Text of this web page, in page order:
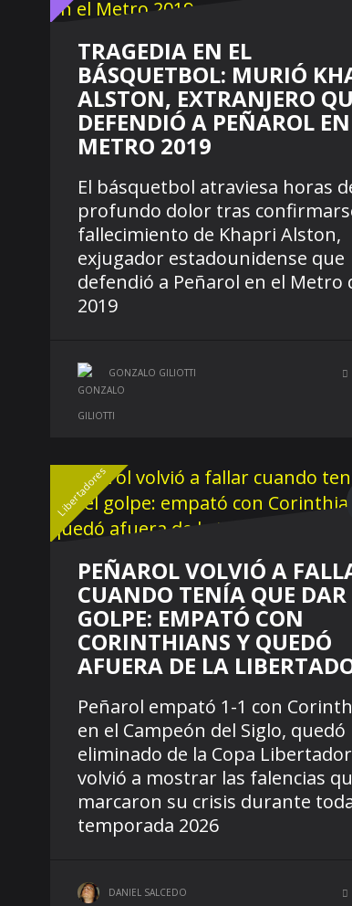
TRAGEDIA EN EL
BÁSQUETBOL: MURIÓ
ALSTON, EXTRANJERO
DEFENDIÓ A PEÑAROL
METRO 2019
El básquetbol atraviesa horas
profundo dolor tras
fallecimiento de Khapri Alston,
exjugador estadounidense que
defendió a Peñarol en el Metro
2019
GONZALO GILIOTTI
Libertadores
PEÑAROL VOLVIÓ A
CUANDO TENÍA QUE DAR
GOLPE: EMPATÓ CON
CORINTHIANS Y QUEDÓ
AFUERA DE LA
Peñarol empató 1-1 con
en el Campeón del Siglo, quedó
eliminado de la Copa
volvió a mostrar las falencias
marcaron su crisis durante
temporada 2026
DANIEL SALCEDO